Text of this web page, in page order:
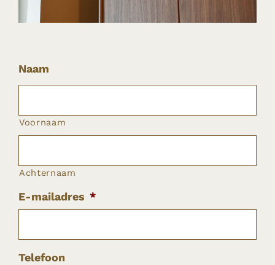
Naam
Voornaam
Achternaam
E-mailadres *
Telefoon